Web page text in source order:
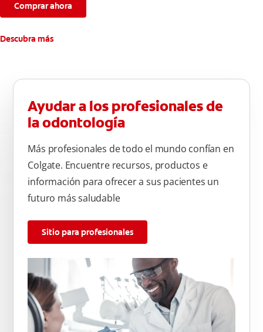
Comprar ahora
Descubra más
Ayudar a los profesionales de
la odontología
Más profesionales de todo el mundo confían en
Colgate. Encuentre recursos, productos e
información para ofrecer a sus pacientes un
futuro más saludable
Sitio para profesionales